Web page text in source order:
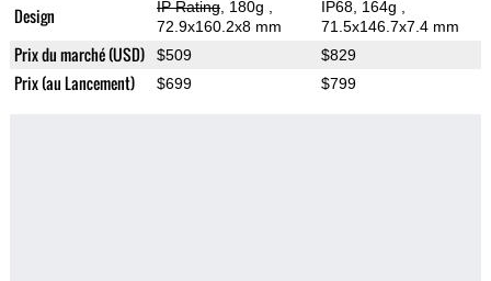
Design IP Rating, 180g
72.9x160.2x8 mm
IP68, 164g
71.5x146.7x7.4 mm
Prix du marché (USD) $509 $829
Prix (au Lancement) $699 $799